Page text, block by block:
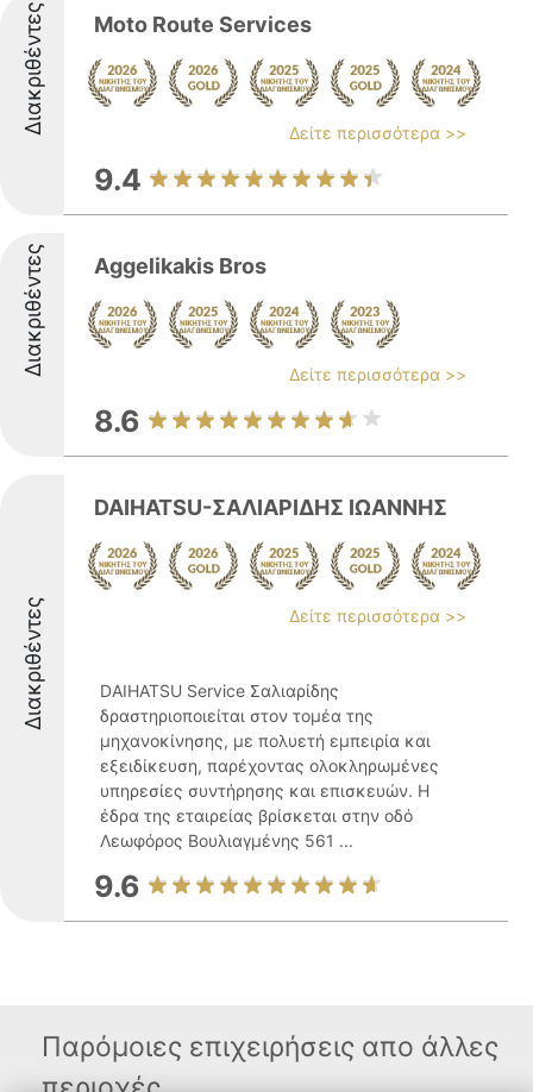
Διακριθέντες Moto Route Services
Δείτε περισσότερα >>
9.4
Διακριθέντες Aggelikakis Bros
Δείτε περισσότερα >>
8.6
Διακριθέντες
DAIHATSU-ΣΑΛΙΑΡΙΔΗΣ ΙΩΑΝΝΗΣ
Δείτε περισσότερα >>
DAIHATSU Service Σαλιαρίδης
δραστηριοποιείται στον τομέα της
μηχανοκίνησης, με πολυετή εμπειρία και
εξειδίκευση, παρέχοντας ολοκληρωμένες
υπηρεσίες συντήρησης και επισκευών. Η
έδρα της εταιρείας βρίσκεται στην οδό
Λεωφόρος Βουλιαγμένης 561 ...
9.6
Παρόμοιες επιχειρήσεις απο άλλες